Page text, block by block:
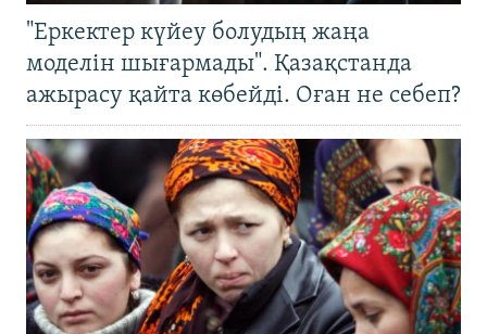
"Еркектер күйеу болудың жаңа
моделін шығармады". Қазақстанда
ажырасу қайта көбейді. Оған не себеп?